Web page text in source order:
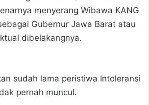
menyerang Wibawa KANG
Gubernur Jawa Barat atau
dibelakangnya.
sudah lama peristiwa Intoleransi
pernah muncul.